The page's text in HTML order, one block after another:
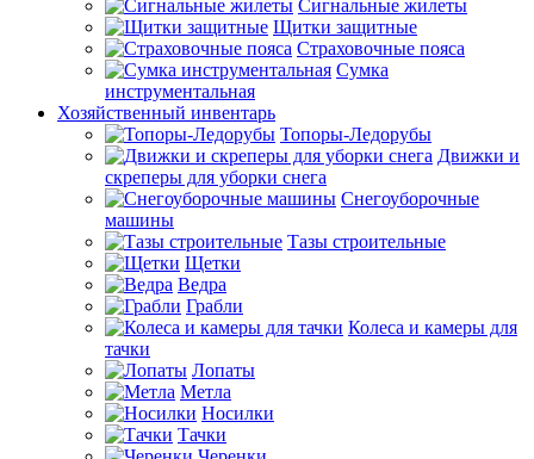
Сигнальные жилеты
Щитки защитные
Страховочные пояса
Сумка
инструментальная
Хозяйственный инвентарь
Топоры-Ледорубы
Движки и
скреперы для уборки снега
Снегоуборочные
машины
Тазы строительные
Щетки
Ведра
Грабли
Колеса и камеры для
тачки
Лопаты
Метла
Носилки
Тачки